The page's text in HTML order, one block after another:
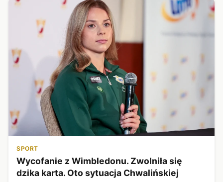
SPORT
Wycofanie z Wimbledonu. Zwolniła się
dzika karta. Oto sytuacja Chwalińskiej